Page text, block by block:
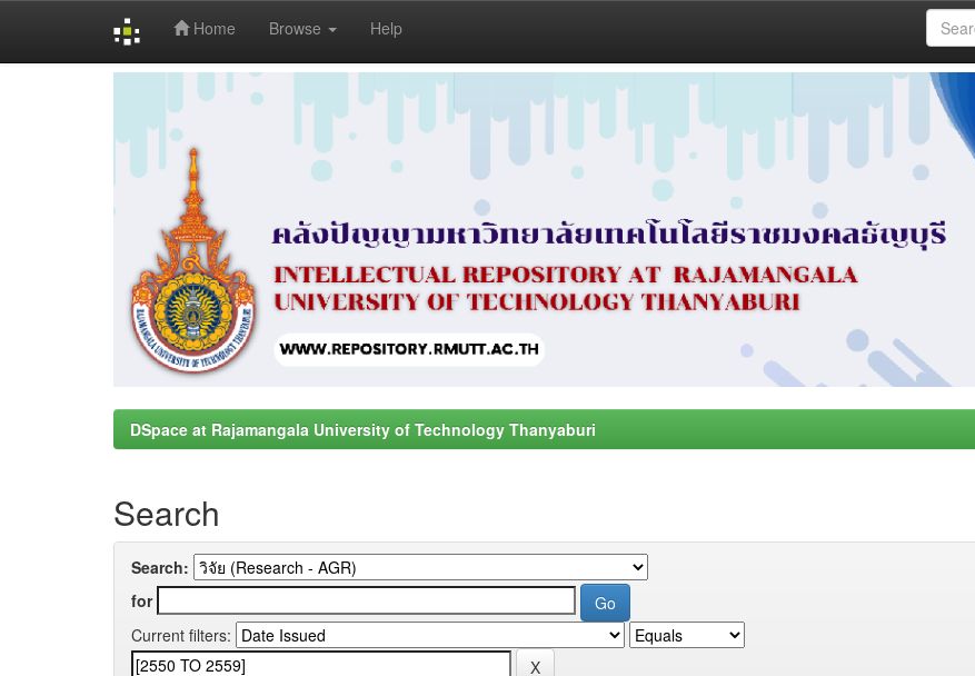
Home Browse Help
DSpace at Rajamangala University of Technology Thanyaburi
Search
Search:
for
Current filters: